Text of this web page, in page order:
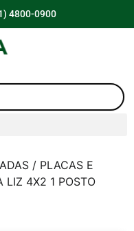
4800-0900
/ PLACAS E
LIZ 4X2 1 POSTO